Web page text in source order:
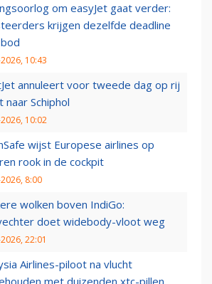
om easyJet gaat verder:
krijgen dezelfde deadline
10:43
annuleert voor tweede dag op rij
naar Schiphol
10:02
wijst Europese airlines op
rook in de cockpit
8:00
wolken boven IndiGo:
doet widebody-vloot weg
22:01
Airlines-piloot na vlucht